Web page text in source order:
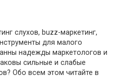
слухов, buzz-маркетинг,
для малого
надежды маркетологов и
сильные и слабые
Обо всем этом читайте в